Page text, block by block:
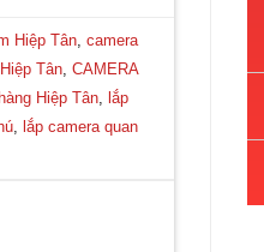
Hiệp Tân, camera
Tân, CAMERA
Hiệp Tân
lắp
lắp camera quan